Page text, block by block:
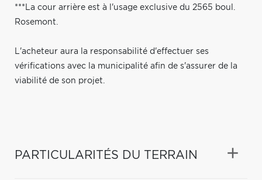
***La cour arrière est à l'usage exclusive du 2565 boul.
Rosemont.
L'acheteur aura la responsabilité d'effectuer ses
vérifications avec la municipalité afin de s'assurer de la
viabilité de son projet.
PARTICULARITÉS DU TERRAIN